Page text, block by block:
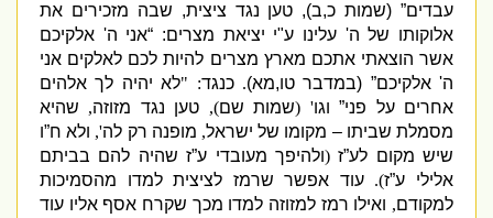
עבדים”(שמות כ ב),טען נגד ציצית,שבה מזכירים את
אלוקותו של ה 'עלינו ע י יציאת מצרים: “אני ה 'אלקיכם
אשר הוצאתי אתכם מארץ מצרים להיות לכם לאלקים אני
'אלקיכם”(במדבר טו ,מא)
.כנגד: " לא יהיה לך אלהים
אחרים על פני” וגו ' (שמות שם),טען נגד מזוזה,שהיא
מסמלת שביתו – מקומו של ישראל,מופנה רק לה',ולא ח”ו
שיש מקום לע”ז(ולהיפך מעובדי ע”ז שהיה להם בביתם
אלילי ע”ז).עוד אפשר שרמז לציצית למדו מהסמיכות
למקודם,ואילו רמז למזוזה למדו מכך שקרח אסף אליו עוד